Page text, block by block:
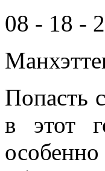
08 - 18 -
Попасть
в этот